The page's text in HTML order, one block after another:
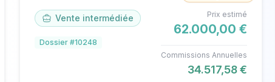
Vente intermédiée
Dossier #10248
Prix estimé
62.000,00 €
Commissions Annuelles
34.517,58 €